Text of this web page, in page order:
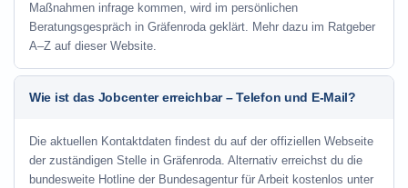
Maßnahmen infrage kommen, wird im persönlichen
Beratungsgespräch in Gräfenroda geklärt. Mehr dazu im Ratgeber
A–Z auf dieser Website.
Wie ist das Jobcenter erreichbar – Telefon und E-Mail?
Die aktuellen Kontaktdaten findest du auf der offiziellen Webseite
der zuständigen Stelle in Gräfenroda. Alternativ erreichst du die
bundesweite Hotline der Bundesagentur für Arbeit kostenlos unter